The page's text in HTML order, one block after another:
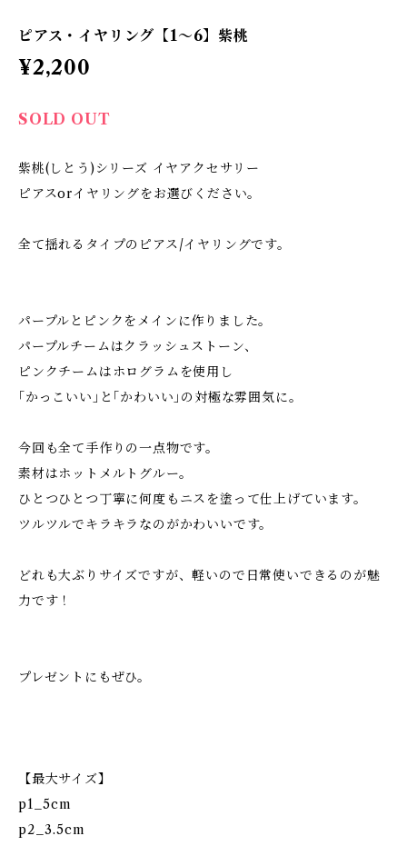
ピアス・イヤリング【1〜6】紫桃
¥2,200
SOLD OUT
紫桃(しとう)シリーズ イヤアクセサリー
ピアスorイヤリングをお選びください。
全て揺れるタイプのピアス/イヤリングです。
パープルとピンクをメインに作りました。
パープルチームはクラッシュストーン、
ピンクチームはホログラムを使用し
｢かっこいい｣と｢かわいい｣の対極な雰囲気に。
今回も全て手作りの一点物です。
素材はホットメルトグルー。
ひとつひとつ丁寧に何度もニスを塗って仕上げています。
ツルツルでキラキラなのがかわいいです。
どれも大ぶりサイズですが、軽いので日常使いできるのが魅
力です！
プレゼントにもぜひ。
【最大サイズ】
p1_5cm
p2_3.5cm